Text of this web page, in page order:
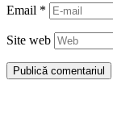
Email *
Site web